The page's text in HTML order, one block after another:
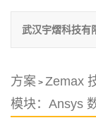
武汉宇熠科技有
方案 > Zemax
模块：Ansys